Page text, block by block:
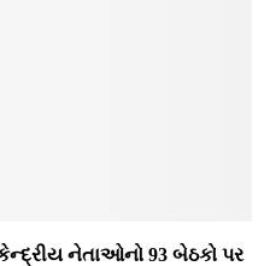
નેતાઓનો 93 બેઠકો પર